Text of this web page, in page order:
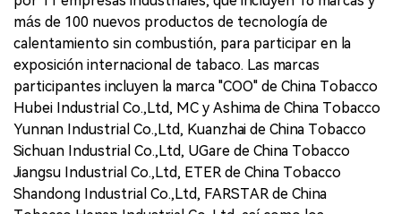
más de 100 nuevos productos de tecnología de
calentamiento sin combustión, para participar en la
exposición internacional de tabaco. Las marcas
participantes incluyen la marca "COO" de China Tobacco
Hubei Industrial Co.,Ltd, MC y Ashima de China Tobacco
Yunnan Industrial Co.,Ltd, Kuanzhai de China Tobacco
Sichuan Industrial Co.,Ltd, UGare de China Tobacco
Jiangsu Industrial Co.,Ltd, ETER de China Tobacco
Shandong Industrial Co.,Ltd, FARSTAR de China